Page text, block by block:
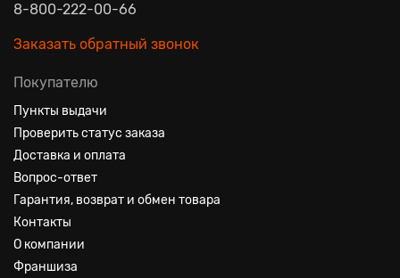
8-800-222-00-66
Заказать обратный звонок
Покупателю
Пункты выдачи
Проверить статус заказа
Доставка и оплата
Вопрос-ответ
Гарантия, возврат и обмен товара
Контакты
О компании
Франшиза